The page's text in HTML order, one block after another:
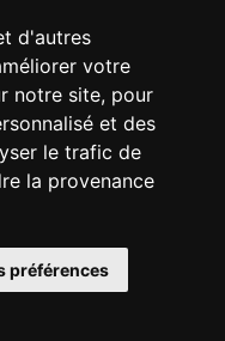
d'autres
votre
notre site, pour
et des
le trafic de
la provenance
préférences
Media Communication